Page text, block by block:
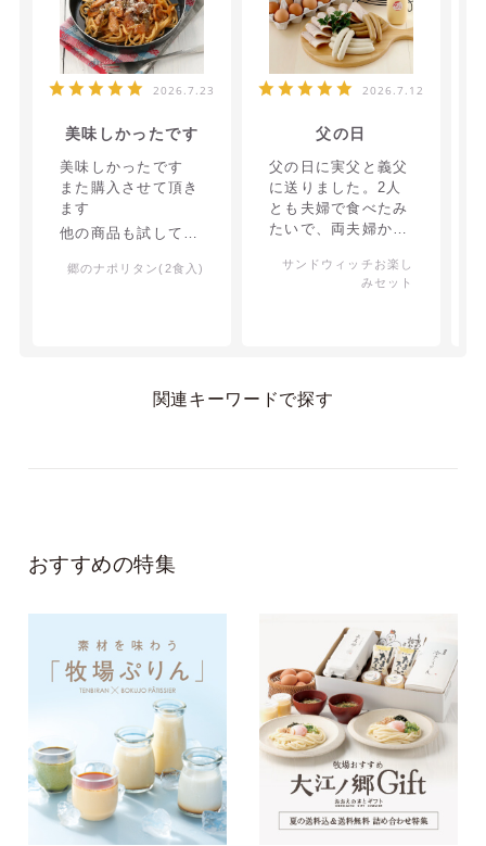
2026.7.23
美味しかったです
美味しかったです
また購入させて頂き
ます
他の商品も試してみ
郷のナポリタン(2食入)
2026.7.12
父の日
父の日に実父と義父
に送りました。2人
とも夫婦で食べたみ
たいで、両夫婦から
と言ってもらえまし
た。ありがとうござ
サンドウィッチお楽し
みセット
関連キーワードで探す
おすすめの特集